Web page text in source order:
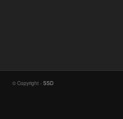
© Copyright - SSD